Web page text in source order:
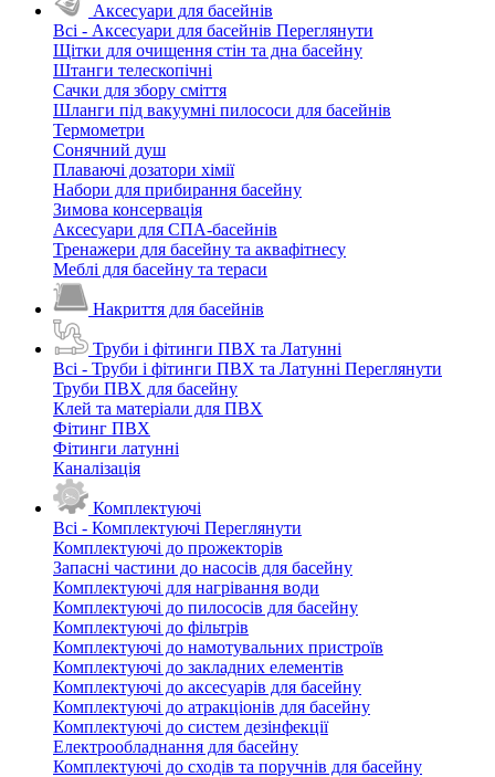
Аксесуари для басейнів
Всі - Аксесуари для басейнів Переглянути
Щітки для очищення стін та дна басейну
Штанги телескопічні
Сачки для збору сміття
Шланги під вакуумні пилососи для басейнів
Термометри
Сонячний душ
Плаваючі дозатори хімії
Набори для прибирання басейну
Зимова консервація
Аксесуари для СПА-басейнів
Тренажери для басейну та аквафітнесу
Меблі для басейну та тераси
Накриття для басейнів
Труби і фітинги ПВХ та Латунні
Всі - Труби і фітинги ПВХ та Латунні Переглянути
Труби ПВХ для басейну
Клей та матеріали для ПВХ
Фітинг ПВХ
Фітинги латунні
Каналізація
Комплектуючі
Всі - Комплектуючі Переглянути
Комплектуючі до прожекторів
Запасні частини до насосів для басейну
Комплектуючі для нагрівання води
Комплектуючі до пилососів для басейну
Комплектуючі до фільтрів
Комплектуючі до намотувальних пристроїв
Комплектуючі до закладних елементів
Комплектуючі до аксесуарів для басейну
Комплектуючі до атракціонів для басейну
Комплектуючі до систем дезінфекції
Електрообладнання для басейну
Комплектуючі до сходів та поручнів для басейну